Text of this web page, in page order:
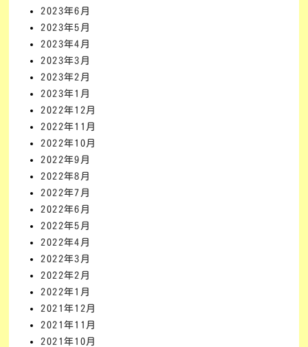
2023年6月
2023年5月
2023年4月
2023年3月
2023年2月
2023年1月
2022年12月
2022年11月
2022年10月
2022年9月
2022年8月
2022年7月
2022年6月
2022年5月
2022年4月
2022年3月
2022年2月
2022年1月
2021年12月
2021年11月
2021年10月